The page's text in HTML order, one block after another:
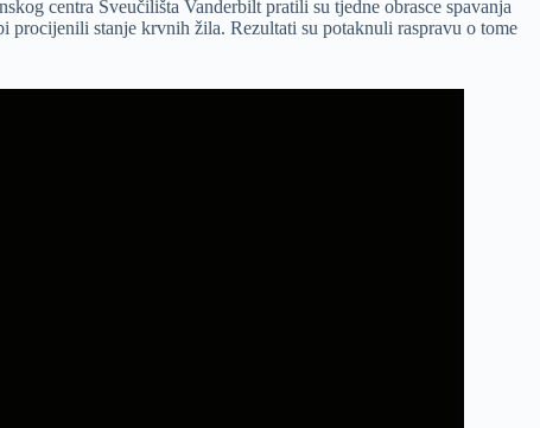
centra Sveučilišta Vanderbilt pratili su tjedne obrasce spavanja
procijenili stanje krvnih žila. Rezultati su potaknuli raspravu o tome